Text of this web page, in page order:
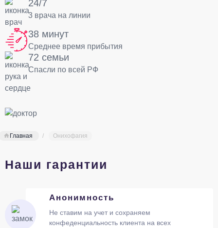
24/7
3 врача на линии
38 минут
Среднее время прибытия
72 семьи
Спасли по всей РФ
Главная Онихофагия
Наши гарантии
Анонимность
Не ставим на учет и сохраняем
конфеденциальность клиента на всех